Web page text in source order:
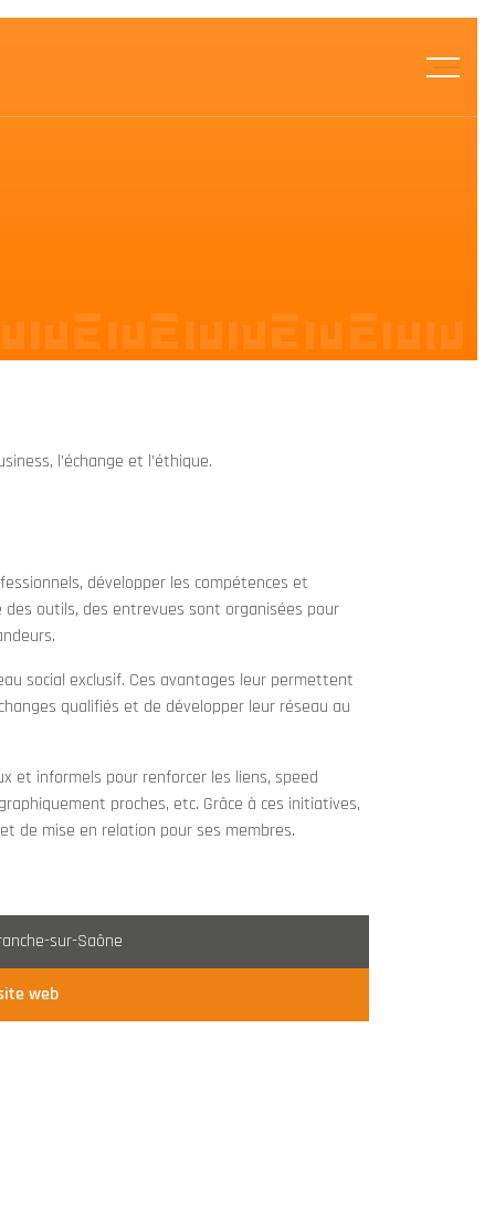
l’échange et l’éthique.
développer les compétences et
outils, des entrevues sont organisées pour
social exclusif. Ces avantages leur permettent
qualifiés et de développer leur réseau au
et informels pour renforcer les liens, speed
proches, etc. Grâce à ces initiatives,
de mise en relation pour ses membres.
sur-Saône
web